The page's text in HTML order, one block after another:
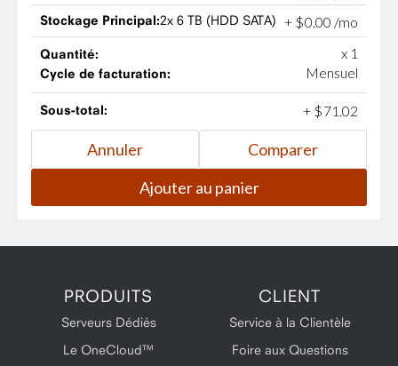
Stockage Principal:2x 6 TB (HDD SATA) + $0 00 /mo
Quantité: x 1
Cycle de facturation: Mensuel
Sous-total: + $71 .02
PRODUITS
Serveurs Dédiés
Le OneCloud™
CLIENT
Service à la Clientèle
Foire aux Questions